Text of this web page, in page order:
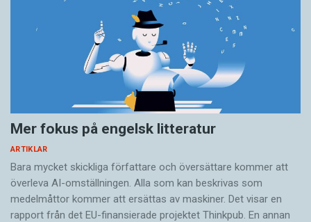
Mer fokus på engelsk litteratur
ARTIKLAR
Bara mycket skickliga författare och översättare ­kommer att
överleva AI-omställningen. Alla som kan beskrivas som
medelmåttor kommer att ersättas av maskiner. Det visar en
rapport från det EU-finansierade projektet Thinkpub. En annan